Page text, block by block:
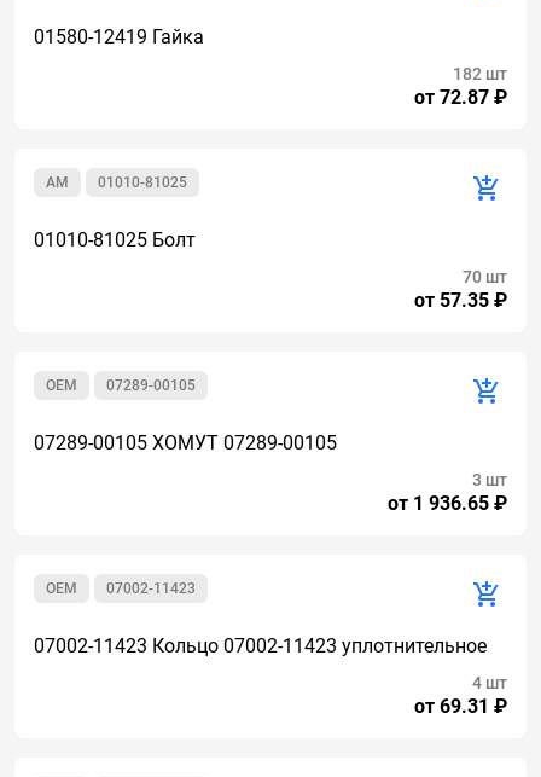
01580-12419 Гайка
от 72.87 ₽
182 шт
01010-81025
AM
01010-81025 Болт
от 57.35 ₽
70 шт
07289-00105
OEM
07289-00105 ХОМУТ 07289-00105
от 1 936.65 ₽
3 шт
07002-11423
OEM
07002-11423 Кольцо 07002-11423 уплотнительное
от 69.31 ₽
4 шт